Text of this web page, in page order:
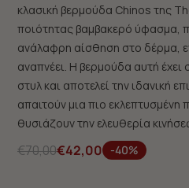
κλασική βερμούδα Chinos της
ποιότητας βαμβακερό ύφασμα,
ανάλαφρη αίσθηση στο δέρμα,
αναπνέει. Η βερμούδα αυτή έχει
στυλ και αποτελεί την ιδανική
απαιτούν μια πιο εκλεπτυσμένη
θυσιάζουν την ελευθερία
€70,00€42,00 -40%